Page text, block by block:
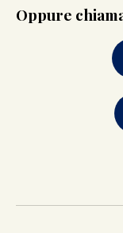
Oppure